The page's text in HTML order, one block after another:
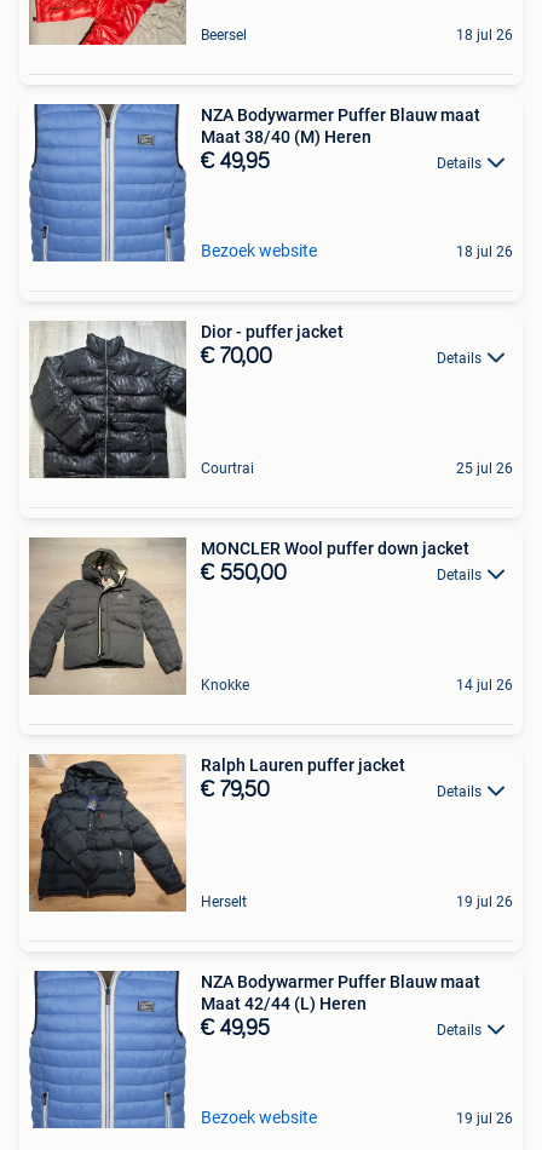
Beersel 18 jul 26
NZA Bodywarmer Puffer Blauw maat
Maat 38/40 (M) Heren
€ 49,95 Details
Bezoek website 18 jul 26
Dior - puffer jacket
€ 70,00 Details
Courtrai 25 jul 26
MONCLER Wool puffer down jacket
€ 550,00 Details
Knokke 14 jul 26
Ralph Lauren puffer jacket
€ 79,50 Details
Herselt 19 jul 26
NZA Bodywarmer Puffer Blauw maat
Maat 42/44 (L) Heren
€ 49,95 Details
Bezoek website 19 jul 26